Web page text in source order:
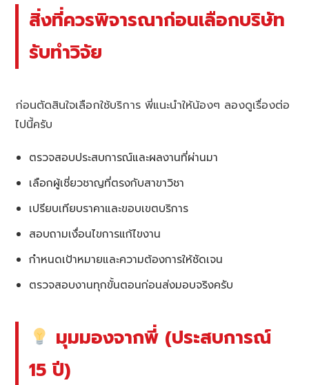
สิ่งที่ควรพิจารณาก่อนเลือกบริษัท
รับทำวิจัย
ก่อนตัดสินใจเลือกใช้บริการ พี่แนะนำให้น้องๆ ลองดูเรื่องต่อ
ไปนี้ครับ
ตรวจสอบประสบการณ์และผลงานที่ผ่านมา
เลือกผู้เชี่ยวชาญที่ตรงกับสาขาวิชา
เปรียบเทียบราคาและขอบเขตบริการ
สอบถามเงื่อนไขการแก้ไขงาน
กำหนดเป้าหมายและความต้องการให้ชัดเจน
ตรวจสอบงานทุกขั้นตอนก่อนส่งมอบจริงครับ
มุมมองจากพี่ (ประสบการณ์
15 ปี)